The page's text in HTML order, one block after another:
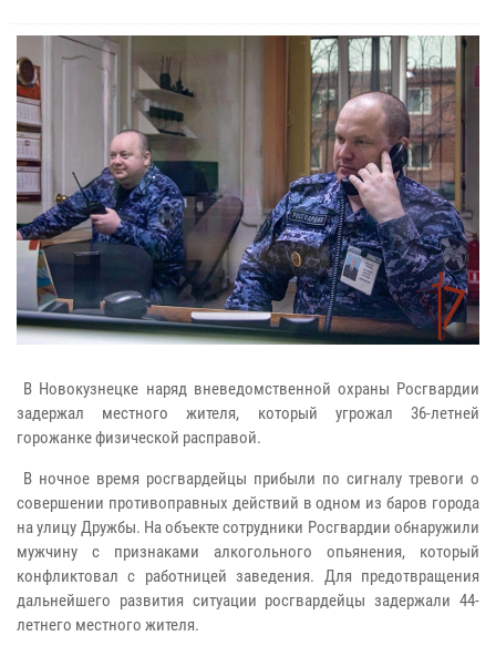
В Новокузнецке наряд вневедомственной охраны Росгвардии
задержал местного жителя, который угрожал 36-летней
горожанке физической расправой.
В ночное время росгвардейцы прибыли по сигналу тревоги о
совершении противоправных действий в одном из баров города
на улицу Дружбы. На объекте сотрудники Росгвардии обнаружили
мужчину с признаками алкогольного опьянения, который
конфликтовал с работницей заведения. Для предотвращения
дальнейшего развития ситуации росгвардейцы задержали 44-
летнего местного жителя.